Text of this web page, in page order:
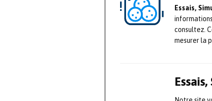
Essais,
consultez.
mesurer la